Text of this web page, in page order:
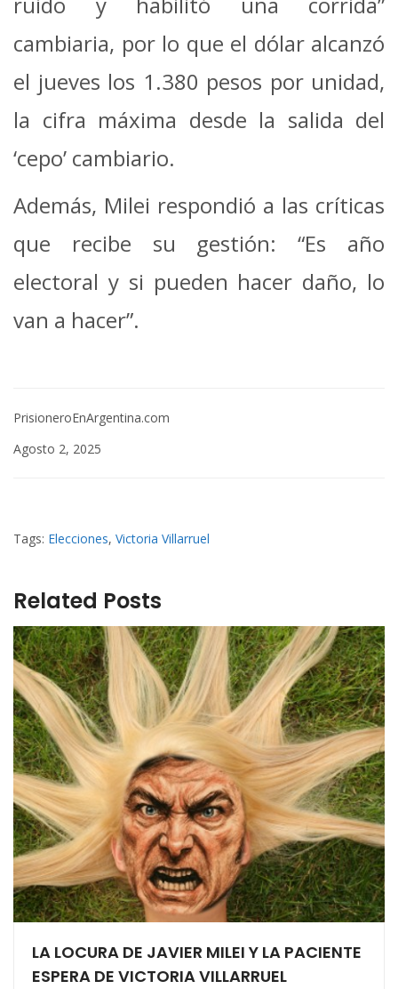
cambiaria, por lo que el dólar alcanzó
el jueves los 1.380 pesos por unidad,
la cifra máxima desde la salida del
‘cepo’ cambiario.
Además, Milei respondió a las críticas
que recibe su gestión: “Es año
electoral y si pueden hacer daño, lo
van a hacer”.
PrisioneroEnArgentina.com
Agosto 2, 2025
Tags: Elecciones, Victoria Villarruel
Related Posts
LA LOCURA DE JAVIER MILEI Y LA PACIENTE
ESPERA DE VICTORIA VILLARRUEL